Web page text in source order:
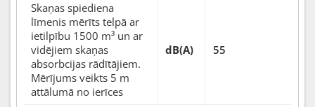
Skaņas spiediena
līmenis mērīts telpā ar
ietilpību 1500 m³ un ar
vidējiem skaņas
absorbcijas rādītājiem.
Mērījums veikts 5 m
attālumā no ierīces
dB(A) 55